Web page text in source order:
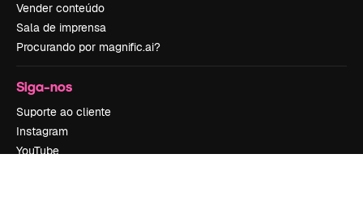
Vender conteúdo
Sala de imprensa
Procurando por magnific.ai?
Siga-nos
Suporte ao cliente
Instagram
YouTube